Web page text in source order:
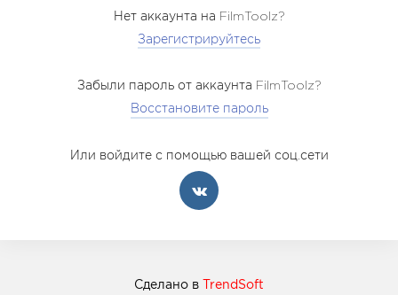
Нет аккаунта на FilmToolz?
Зарегистрируйтесь
Забыли пароль от аккаунта FilmToolz?
Восстановите пароль
Или войдите с помощью вашей соц.сети
Сделано в TrendSoft